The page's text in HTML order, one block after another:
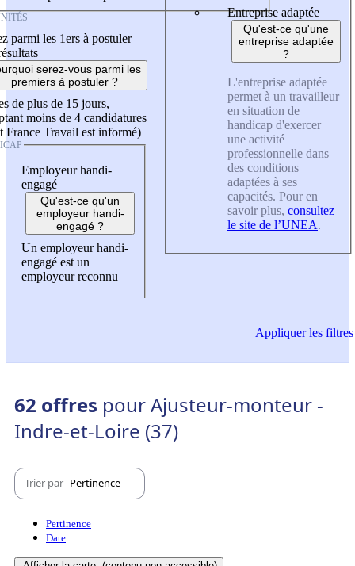
parmi les 1ers à postuler
serez-vous parmi les
premiers à postuler ?
de plus de 15 jours,
moins de 4 candidatures
France Travail est informé)
Employeur handi-
engagé
Qu'est-ce qu'un
employeur handi-
engagé ?
Un employeur handi-
engagé est un
employeur reconnu
Entreprise adaptée
Qu'est-ce qu'une
entreprise adaptée
?
L'entreprise adaptée
permet à un travailleur
en situation de
handicap d'exercer
une activité
professionnelle dans
des conditions
adaptées à ses
capacités. Pour en
savoir plus, consultez
le site de l’UNEA.
Appliquerles filtres
62 offres pour Ajusteur-monteur -
Indre-et-Loire (37)
Trier par Pertinence
Pertinence
Date